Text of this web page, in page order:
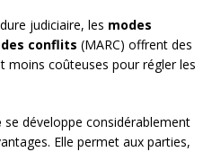
judiciaire, les modes
conflits (MARC) offrent des
moins coûteuses pour régler les
se développe considérablement
Elle permet aux parties,